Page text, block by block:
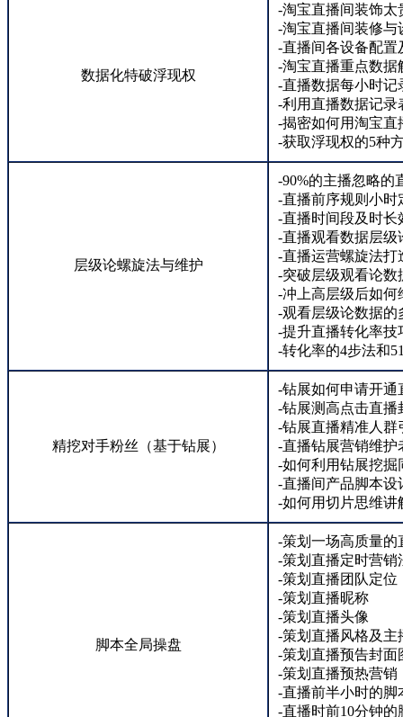
数据化特破浮现权
-淘宝直播间装饰太
-淘宝直播间装修与
-直播间各设备配置
-淘宝直播重点数据
-直播数据每小时记
-利用直播数据记录
-揭密如何用淘宝直
-获取浮现权的5种
层级论螺旋法与维护
-90%的主播忽略的
-直播前序规则小时
-直播时间段及时长
-直播观看数据层级
-直播运营螺旋法打
-突破层级观看论数
-冲上高层级后如何
-观看层级论数据的
-提升直播转化率技
-转化率的4步法和
精挖对手粉丝（基于钻展）
-钻展如何申请开通
-钻展测高点击直播
-钻展直播精准人群
-直播钻展营销维护
-如何利用钻展挖掘
-直播间产品脚本设
-如何用切片思维讲
脚本全局操盘
-策划一场高质量的
-策划直播定时营销
-策划直播团队定位
-策划直播昵称
-策划直播头像
-策划直播风格及主
-策划直播预告封面
-策划直播预热营销
-直播前半小时的脚
-直播时前10分钟的